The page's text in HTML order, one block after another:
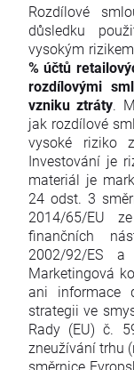
Rozdílové
důsledku
vysokým
% účtů
rozdílovými
vzniku ztráty.
jak rozdílové
vysoké riziko
Investování je
materiál je
24 odst. 3
2014/65/EU
finančních
2002/92/ES a
Marketingová
ani informace
strategii ve
Rady (EU) č.
zneužívání trhu
směrnice